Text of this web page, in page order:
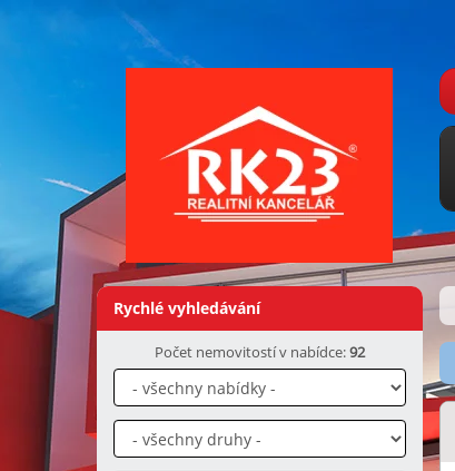
Rychlé vyhledávání
Počet nemovitostí v nabídce:92